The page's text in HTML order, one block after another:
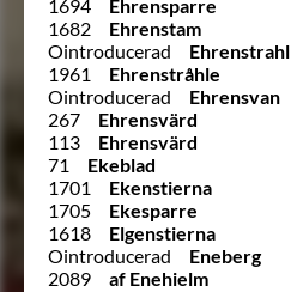
1694
Ehrensparre
1682
Ehrenstam
Ointroducerad
Ehrenstrahl
1961
Ehrenstråhle
Ointroducerad
Ehrensvan
267
Ehrensvärd
113
Ehrensvärd
71
Ekeblad
1701
Ekenstierna
1705
Ekesparre
1618
Elgenstierna
Ointroducerad
Eneberg
2089
af Enehielm